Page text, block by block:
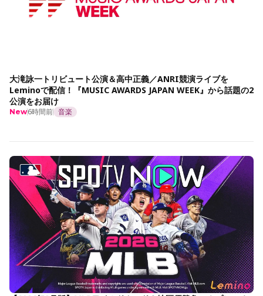
大滝詠一トリビュート公演＆高中正義／ANRI競演ライブを
Leminoで配信！『MUSIC AWARDS JAPAN WEEK』から話題の2
公演をお届け
New6時間前 音楽